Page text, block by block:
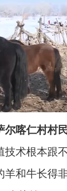
尔喀仁村村
技术根本跟
羊和牛长得